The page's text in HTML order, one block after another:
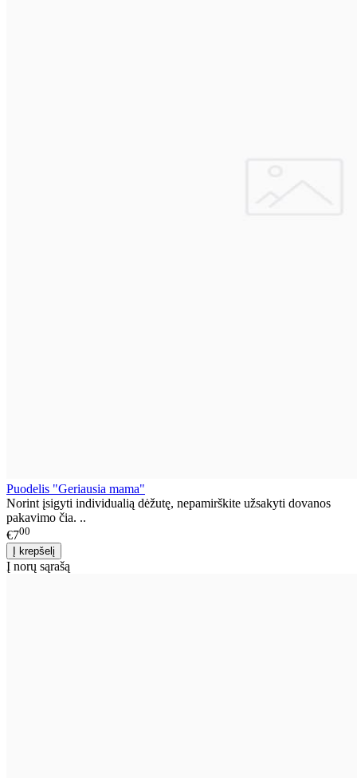
Puodelis "Geriausia mama"
Norint įsigyti individualią dėžutę, nepamirškite užsakyti dovanos
pakavimo čia. ..
€700
Į norų sąrašą